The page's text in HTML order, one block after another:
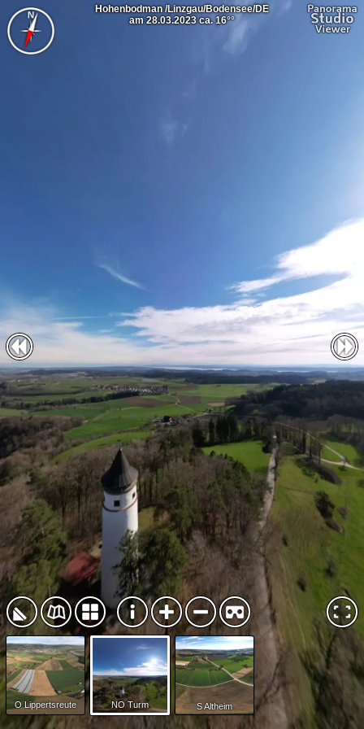
O Lippertsreute NO Turm S Altheim
Hohenbodman /Linzgau/Bodensee/DE
am 28.03.2023 ca. 16°°